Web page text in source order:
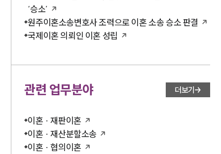
‘승소’
원주이혼소송변호사 조력으로 이혼 소송 승소 판결
국제이혼 의뢰인 이혼 성립
관련 업무분야 더보기
이혼 · 재판이혼
이혼 · 재산분할소송
이혼 · 협의이혼